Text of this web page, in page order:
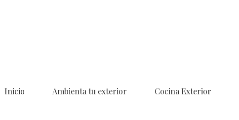
Inicio Ambienta tu exterior Cocina Exterior